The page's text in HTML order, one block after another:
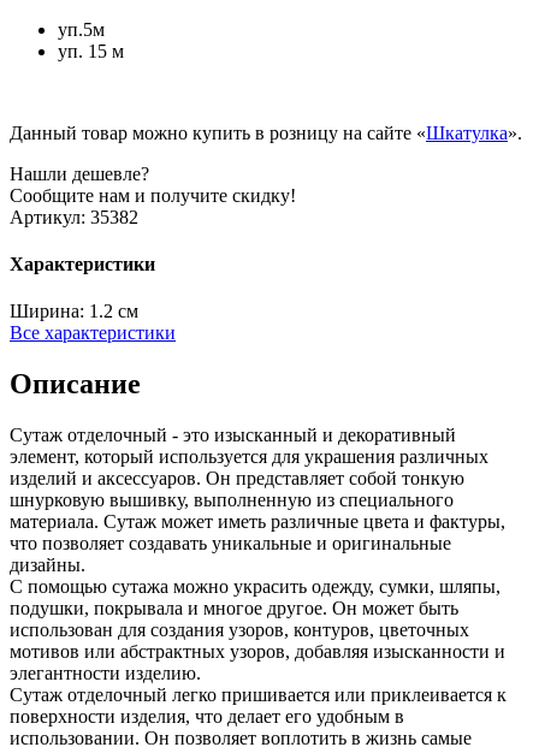
уп.5м
уп. 15 м
Данный товар можно купить в розницу на сайте «Шкатулка».
Нашли дешевле?
Сообщите нам и получите скидку!
Артикул: 35382
Характеристики
Ширина: 1.2 см
Все характеристики
Описание
Сутаж отделочный - это изысканный и декоративный
элемент, который используется для украшения различных
изделий и аксессуаров. Он представляет собой тонкую
шнурковую вышивку, выполненную из специального
материала. Сутаж может иметь различные цвета и фактуры,
что позволяет создавать уникальные и оригинальные
дизайны.
С помощью сутажа можно украсить одежду, сумки, шляпы,
подушки, покрывала и многое другое. Он может быть
использован для создания узоров, контуров, цветочных
мотивов или абстрактных узоров, добавляя изысканности и
элегантности изделию.
Сутаж отделочный легко пришивается или приклеивается к
поверхности изделия, что делает его удобным в
использовании. Он позволяет воплотить в жизнь самые